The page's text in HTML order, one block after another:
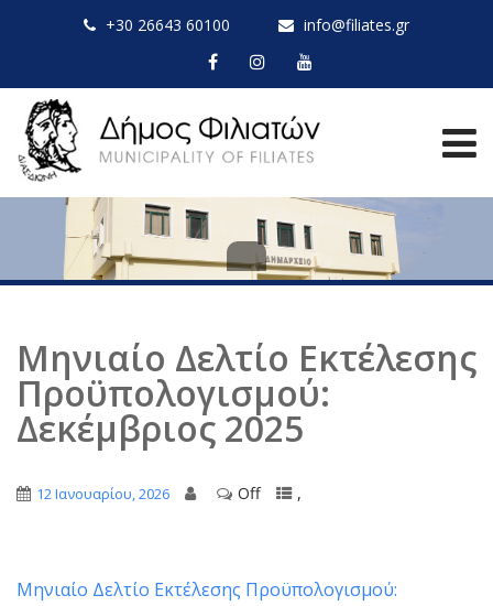
+30 26643 60100 info@filiates.gr
Μηνιαίο Δελτίο Εκτέλεσης
Προϋπολογισμού:
Δεκέμβριος 2025
12 Ιανουαρίου, 2026 Off ,
Μηνιαίο Δελτίο Εκτέλεσης Προϋπολογισμού: